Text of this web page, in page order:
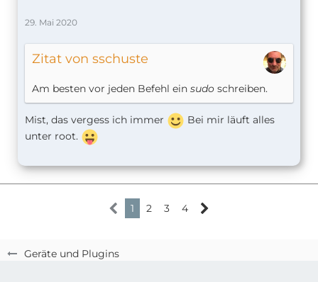
Geräte und Plugins
29. Mai 2020
Zitat von sschuste
Am besten vor jeden Befehl ein sudo schreiben.
Mist, das vergess ich immer
Bei mir läuft alles
unter root.
1 2 3 4